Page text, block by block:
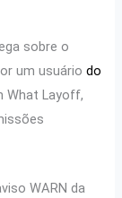
sobre o
um usuáriodo
What Layoff,
WARN da